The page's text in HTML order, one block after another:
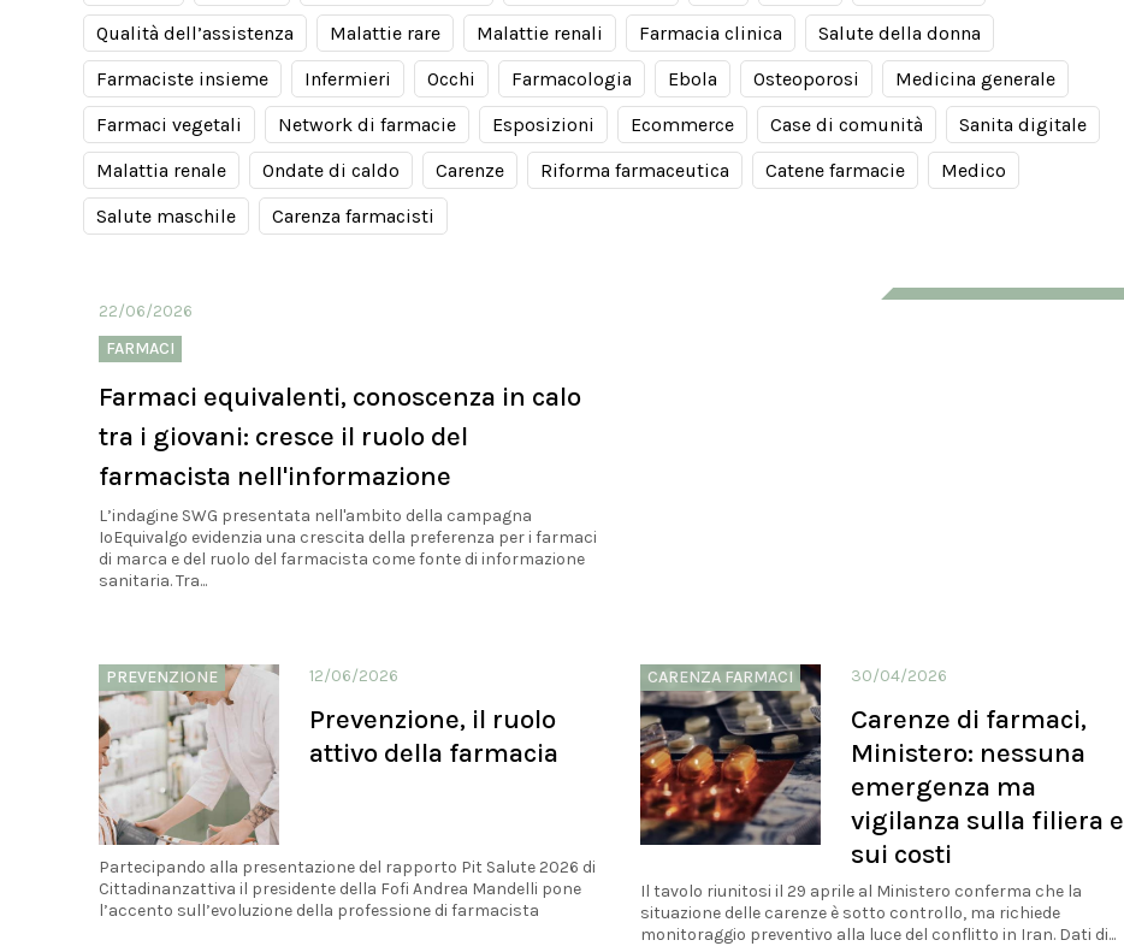
Qualità dell’assistenza
Malattie rare Malattie renali Farmacia clinica
Salute della donna
Farmaciste insieme
Infermieri Occhi Farmacologia Ebola Osteoporosi
Medicina generale
Farmaci vegetali
Network di farmacie Esposizioni Ecommerce Case di comunità
Sanita digitale
Malattia renale
Ondate di caldo Carenze Riforma farmaceutica Catene farmacie
Medico
Salute maschile
Carenza farmacisti
22/06/2026
FARMACI
Farmaci equivalenti, conoscenza in calo
tra i giovani: cresce il ruolo del
farmacista nell'informazione
L’indagine SWG presentata nell'ambito della campagna
IoEquivalgo evidenzia una crescita della preferenza per i farmaci
di marca e del ruolo del farmacista come fonte di informazione
sanitaria. Tra...
PREVENZIONE 12/06/2026
Prevenzione, il ruolo
attivo della farmacia
Partecipando alla presentazione del rapporto Pit Salute 2026 di
Cittadinanzattiva il presidente della Fofi Andrea Mandelli pone
l’accento sull’evoluzione della professione di farmacista
CARENZA FARMACI 30/04/2026
Carenze di farmaci,
Ministero: nessuna
emergenza ma
vigilanza sulla filiera e
sui costi
Il tavolo riunitosi il 29 aprile al Ministero conferma che la
situazione delle carenze è sotto controllo, ma richiede
monitoraggio preventivo alla luce del conflitto in Iran. Dati di...